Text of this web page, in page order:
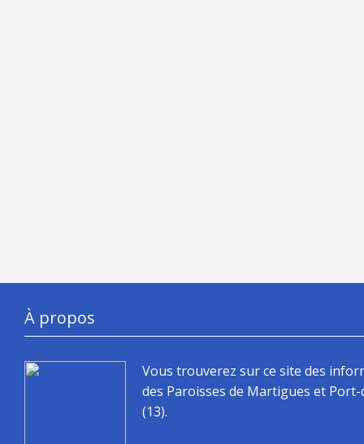
À propos
Vous trouverez sur ce site des
des Paroisses de Martigues et
(13).